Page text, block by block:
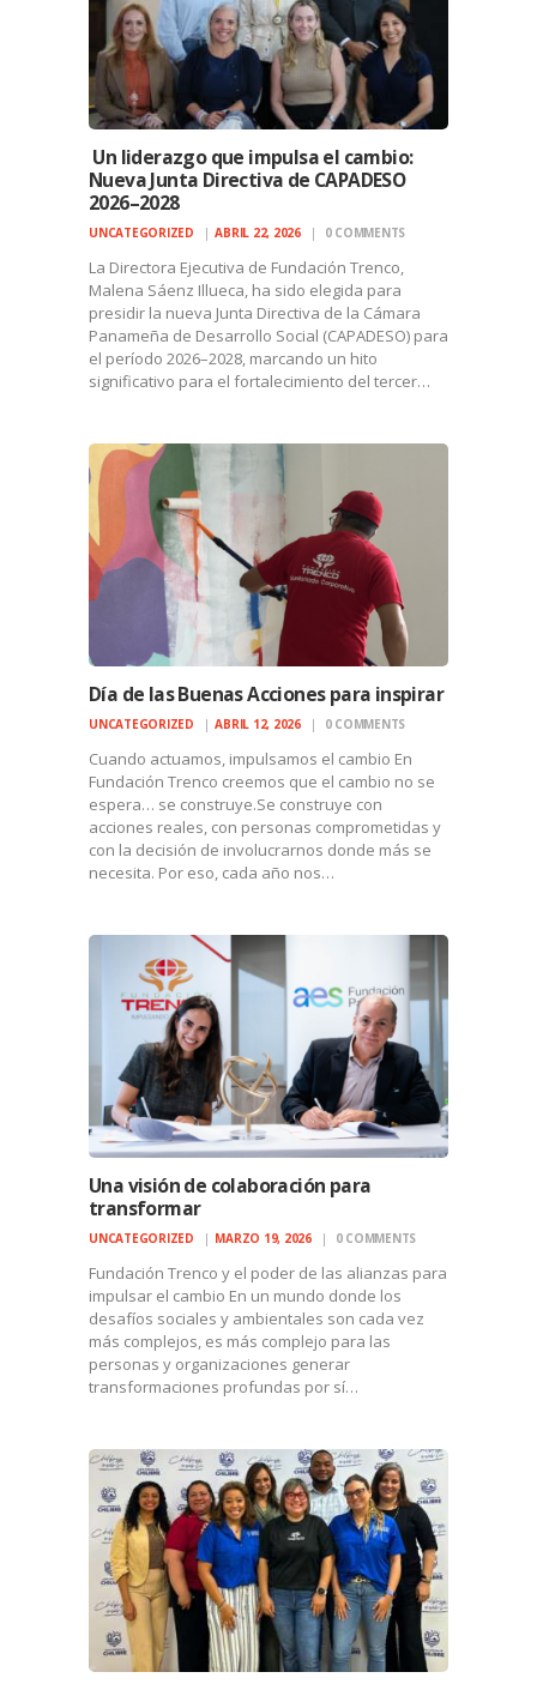
Un liderazgo que impulsa el cambio:
Nueva Junta Directiva de CAPADESO
2026–2028
UNCATEGORIZED ABRIL 22, 2026 0 COMMENTS
La Directora Ejecutiva de Fundación Trenco,
Malena Sáenz Illueca, ha sido elegida para
presidir la nueva Junta Directiva de la Cámara
Panameña de Desarrollo Social (CAPADESO) para
el período 2026–2028, marcando un hito
significativo para el fortalecimiento del tercer…
Día de las Buenas Acciones para inspirar
UNCATEGORIZED ABRIL 12, 2026 0 COMMENTS
Cuando actuamos, impulsamos el cambio En
Fundación Trenco creemos que el cambio no se
espera… se construye.Se construye con
acciones reales, con personas comprometidas y
con la decisión de involucrarnos donde más se
necesita. Por eso, cada año nos…
Una visión de colaboración para
transformar
UNCATEGORIZED MARZO 19, 2026 0 COMMENTS
Fundación Trenco y el poder de las alianzas para
impulsar el cambio En un mundo donde los
desafíos sociales y ambientales son cada vez
más complejos, es más complejo para las
personas y organizaciones generar
transformaciones profundas por sí…